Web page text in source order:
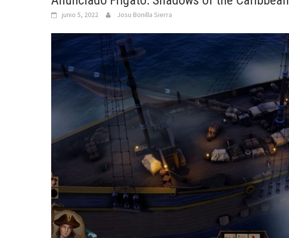
junio 5, 2022 Josu Bonilla Sierra